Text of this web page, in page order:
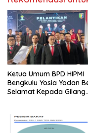
Ketua Umum BPD HIPMI
Bengkulu Yosia Yodan
Selamat Kepada Gilang